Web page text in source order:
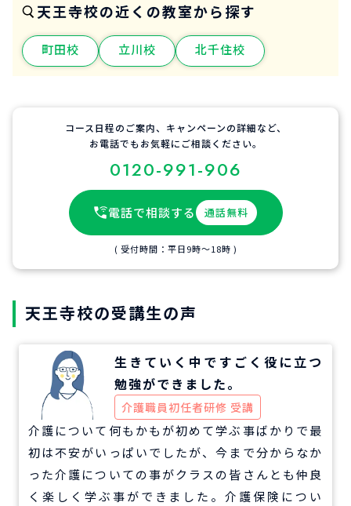
天王寺校の近くの教室から探す
町田校 立川校 北千住校
コース日程のご案内、キャンペーンの詳細など、
お電話でもお気軽にご相談ください。
0120-991-906
電話で相談する 通話無料
( 受付時間：平日9時〜18時 )
天王寺校の受講生の声
生きていく中ですごく役に立つ
勉強ができました。
介護職員初任者研修 受講
介護について何もかもが初めて学ぶ事ばかりで最
初は不安がいっぱいでしたが、今まで分からなか
った介護についての事がクラスの皆さんとも仲良
く楽しく学ぶ事ができました。介護保険につい